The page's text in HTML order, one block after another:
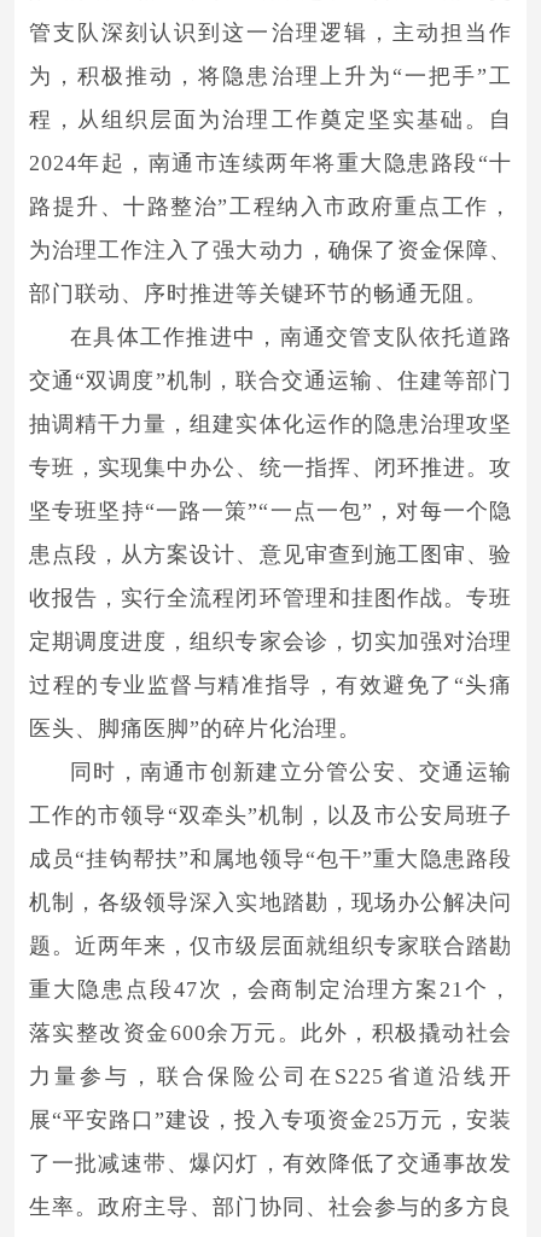
管支队深刻认识到这一治理逻辑，主动担当作
为，积极推动，将隐患治理上升为“一把手”工
程，从组织层面为治理工作奠定坚实基础。自
2024年起，南通市连续两年将重大隐患路段“十
路提升、十路整治”工程纳入市政府重点工作，
为治理工作注入了强大动力，确保了资金保障、
部门联动、序时推进等关键环节的畅通无阻。
在具体工作推进中，南通交管支队依托道路
交通“双调度”机制，联合交通运输、住建等部门
抽调精干力量，组建实体化运作的隐患治理攻坚
专班，实现集中办公、统一指挥、闭环推进。攻
坚专班坚持“一路一策”“一点一包”，对每一个隐
患点段，从方案设计、意见审查到施工图审、验
收报告，实行全流程闭环管理和挂图作战。专班
定期调度进度，组织专家会诊，切实加强对治理
过程的专业监督与精准指导，有效避免了“头痛
医头、脚痛医脚”的碎片化治理。
同时，南通市创新建立分管公安、交通运输
工作的市领导“双牵头”机制，以及市公安局班子
成员“挂钩帮扶”和属地领导“包干”重大隐患路段
机制，各级领导深入实地踏勘，现场办公解决问
题。近两年来，仅市级层面就组织专家联合踏勘
重大隐患点段47次，会商制定治理方案21个，
落实整改资金600余万元。此外，积极撬动社会
力量参与，联合保险公司在S225省道沿线开
展“平安路口”建设，投入专项资金25万元，安装
了一批减速带、爆闪灯，有效降低了交通事故发
生率。政府主导、部门协同、社会参与的多方良